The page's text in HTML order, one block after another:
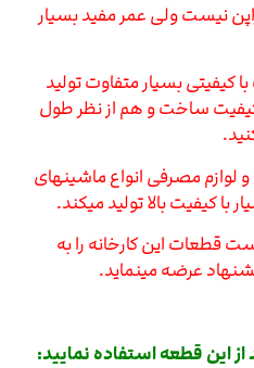
نیست ولی عمر مفید بسیار
طرح فابریک با کیفیتی بسیار متفاوت تولید
ساخت و هم از نظر طول
و لوازم مصرفی انواع ماشینهای
کیفیت بالا تولید میکند.
قطعات این کارخانه را به
عرضه مینماید.
این قطعه استفاده نمایید: